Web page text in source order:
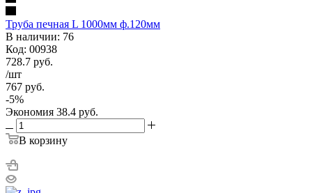
Труба печная L 1000мм ф.120мм
В наличии: 76
Код: 00938
728.7 руб.
/шт
767 руб.
-5%
Экономия 38.4 руб.
В корзину